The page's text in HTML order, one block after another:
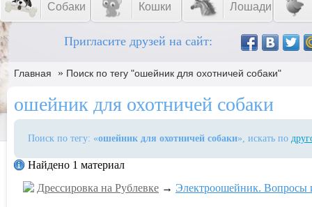
Собаки Кошки Лошади
Пригласите друзей на сайт:
Главная » Поиск по тегу "ошейник для охотничей собаки"
ошейник для охотничей собаки
Поиск по тегу: «ошейник для охотничей собаки», искать по
Найдено 1 материал
Дрессировка на Рублевке → Электроошейник. Вопросы